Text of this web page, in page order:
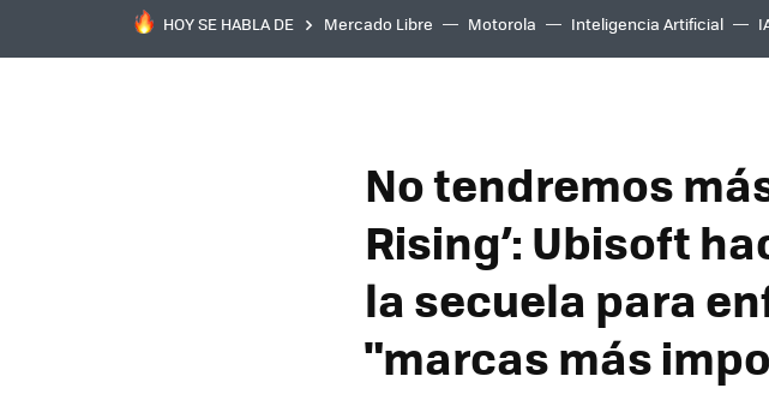
HOY SE HABLA DE Mercado Libre Motorola Inteligencia Artificial
No tendremos
Rising’: Ubisoft
la secuela para
"marcas más